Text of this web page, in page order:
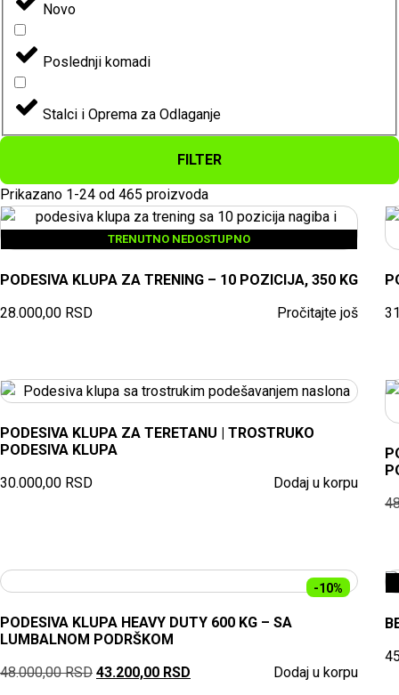
Novo
Poslednji komadi
Stalci i Oprema za Odlaganje
FILTER
Prikazano 1-24 od 465 proizvoda
TRENUTNO NEDOSTUPNO
PODESIVA KLUPA ZA TRENING – 10 POZICIJA, 350 KG
28.000,00 RSD Pročitajte još
PODESIVA KLUPA ZA TERETANU | TROSTRUKO
PODESIVA KLUPA
30.000,00 RSD Dodaj u korpu
-10%
PODESIVA KLUPA HEAVY DUTY 600 KG – SA
LUMBALNOM PODRŠKOM
48.000,00RSD 43.200,00 RSD Dodaj u korpu